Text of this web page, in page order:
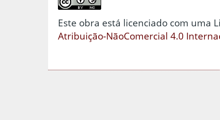
Este obra está licenciado com uma
Atribuição-NãoComercial 4.0